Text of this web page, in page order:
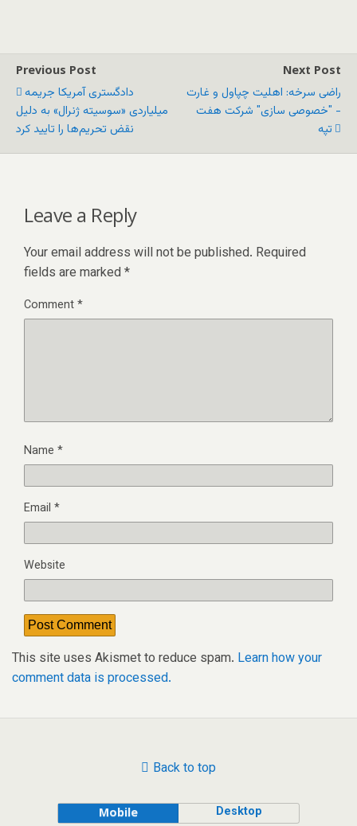
Previous Post
دادگستری آمریکا جریمه
میلیاردی «سوسیته ژنرال» به دلیل
نقض تحریم‌ها را تایید کرد
Next Post
راضی سرخه: اهلیت چپاول و غارت
- "خصوصی سازی" شرکت هفت
تپه
Leave a Reply
Your email address will not be published. Required
fields are marked *
Comment*
Name *
Email *
Website
This site uses Akismet to reduce spam. Learn how your
comment data is processed.
Back to top
Mobile Desktop